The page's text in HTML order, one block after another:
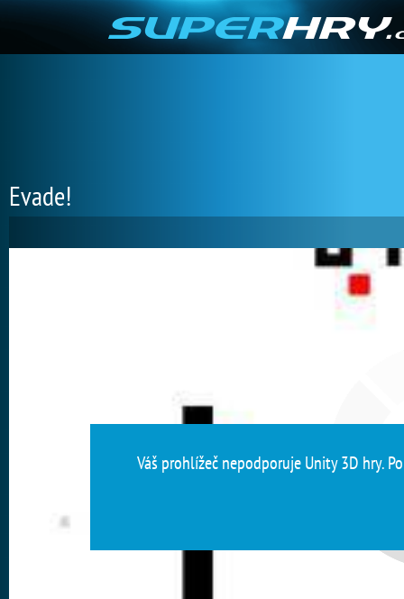
Evade!
Váš prohlížeč nepodporuje Unity 3D hry.